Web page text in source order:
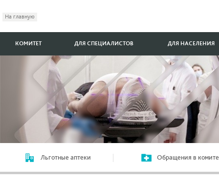
На главную
КОМИТЕТ ДЛЯ СПЕЦИАЛИСТОВ ДЛЯ НАСЕЛЕНИЯ
Льготные аптеки Обращения в